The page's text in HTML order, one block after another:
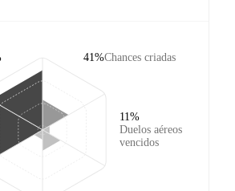
Chances criadas
41%
Duelos aéreos
vencidos
11%